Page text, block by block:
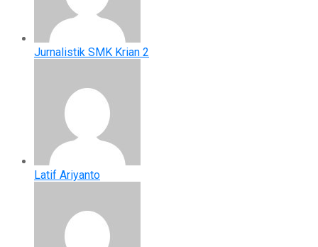
Jurnalistik SMK Krian 2
Latif Ariyanto